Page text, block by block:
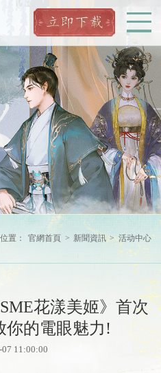
置： 官網首頁 > 新聞資訊 >活动中心
花漾美姬》首次
你的電眼魅力!
11:00:00